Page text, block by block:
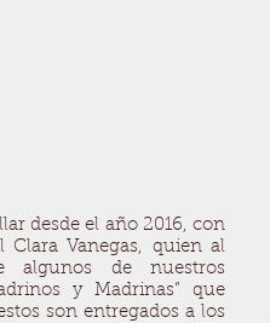
desde el año 2016, con
Vanegas, quien al
algunos de nuestros
y Madrinas” que
son entregados a los